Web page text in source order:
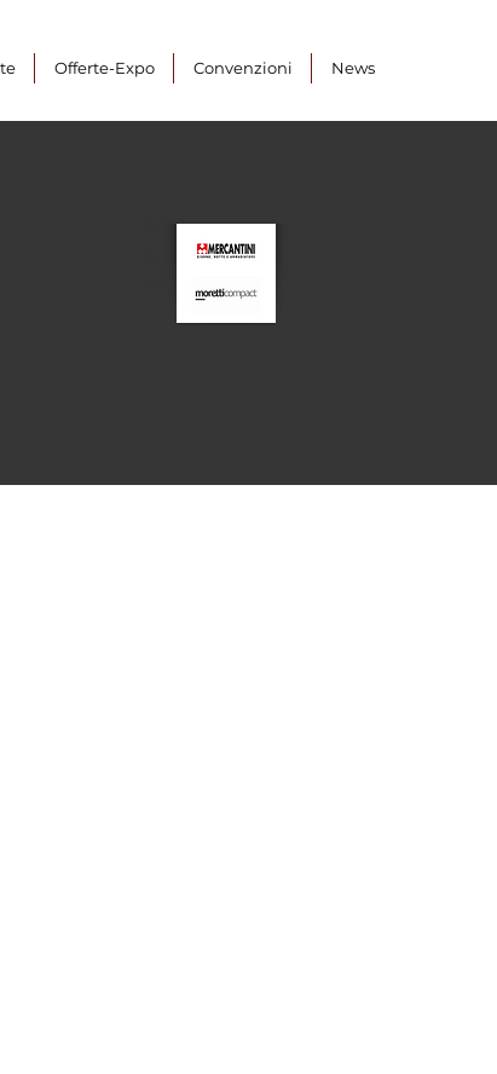
Offerte-Expo Convenzioni News
Moretti
Compact
Mercantini